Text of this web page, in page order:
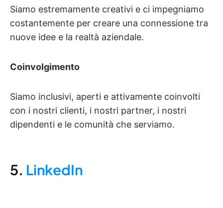
Siamo estremamente creativi e ci impegniamo
costantemente per creare una connessione tra
nuove idee e la realtà aziendale.
Coinvolgimento
Siamo inclusivi, aperti e attivamente coinvolti
con i nostri clienti, i nostri partner, i nostri
dipendenti e le comunità che serviamo.
5. LinkedIn